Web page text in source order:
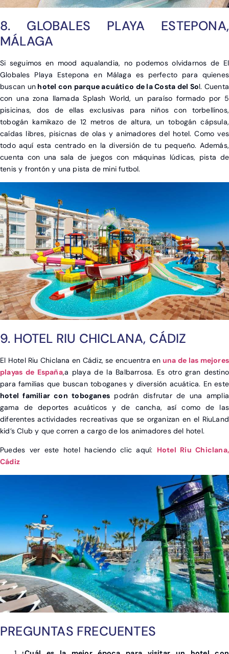
8. GLOBALES PLAYA ESTEPONA,
MÁLAGA
Si seguimos en mood aqualandia, no podemos olvidarnos de El
Globales Playa Estepona en Málaga es perfecto para quienes
buscan un hotel con parque acuático de la Costa del Sol. Cuenta
con una zona llamada Splash World, un paraíso formado por 5
pisicinas, dos de ellas exclusivas para niños con torbellinos,
tobogán kamikazo de 12 metros de altura, un tobogán cápsula,
caídas libres, pisicnas de olas y animadores del hotel. Como ves
todo aquí esta centrado en la diversión de tu pequeño. Además,
cuenta con una sala de juegos con máquinas lúdicas, pista de
tenis y frontón y una pista de mini futbol.
9. HOTEL RIU CHICLANA, CÁDIZ
El Hotel Riu Chiclana en Cádiz, se encuentra en una de las mejores
playas de España,a playa de la Balbarrosa. Es otro gran destino
para familias que buscan toboganes y diversión acuática. En este
hotel familiar con toboganes podrán disfrutar de una amplia
gama de deportes acuáticos y de cancha, así como de las
diferentes actividades recreativas que se organizan en el RiuLand
kid’s Club y que corren a cargo de los animadores del hotel.
Puedes ver este hotel haciendo clic aquí: Hotel Riu Chiclana,
Cádiz
PREGUNTAS FRECUENTES